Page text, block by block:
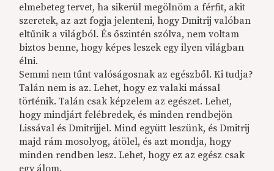
elmebeteg tervet, ha sikerül megölnöm a férfit, akit
szeretek, az azt fogja jelenteni, hogy Dmitrij valóban
eltűnik a világból. És őszintén szólva, nem voltam
biztos benne, hogy képes leszek egy ilyen világban
élni.
Semmi nem tűnt valóságosnak az egészből. Ki tudja?
Talán nem is az. Lehet, hogy ez valaki mással
történik. Talán csak képzelem az egészet. Lehet,
hogy mindjárt felébredek, és minden rendbejön
Lissával és Dmitrijjel. Mind együtt leszünk, és Dmitrij
majd rám mosolyog, átölel, és azt mondja, hogy
minden rendben lesz. Lehet, hogy ez az egész csak